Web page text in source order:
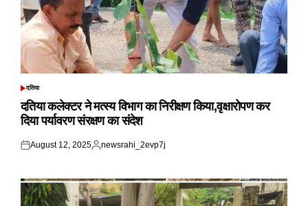
POSTED
दतिया
दतिया कलेक्टर ने मत्स्य विभाग का निरीक्षण किया,वृक्षारोपण कर
दिया पर्यावरण संरक्षण का संदेश
Posted
August 12, 2025
Posted
newsrahi_2evp7j